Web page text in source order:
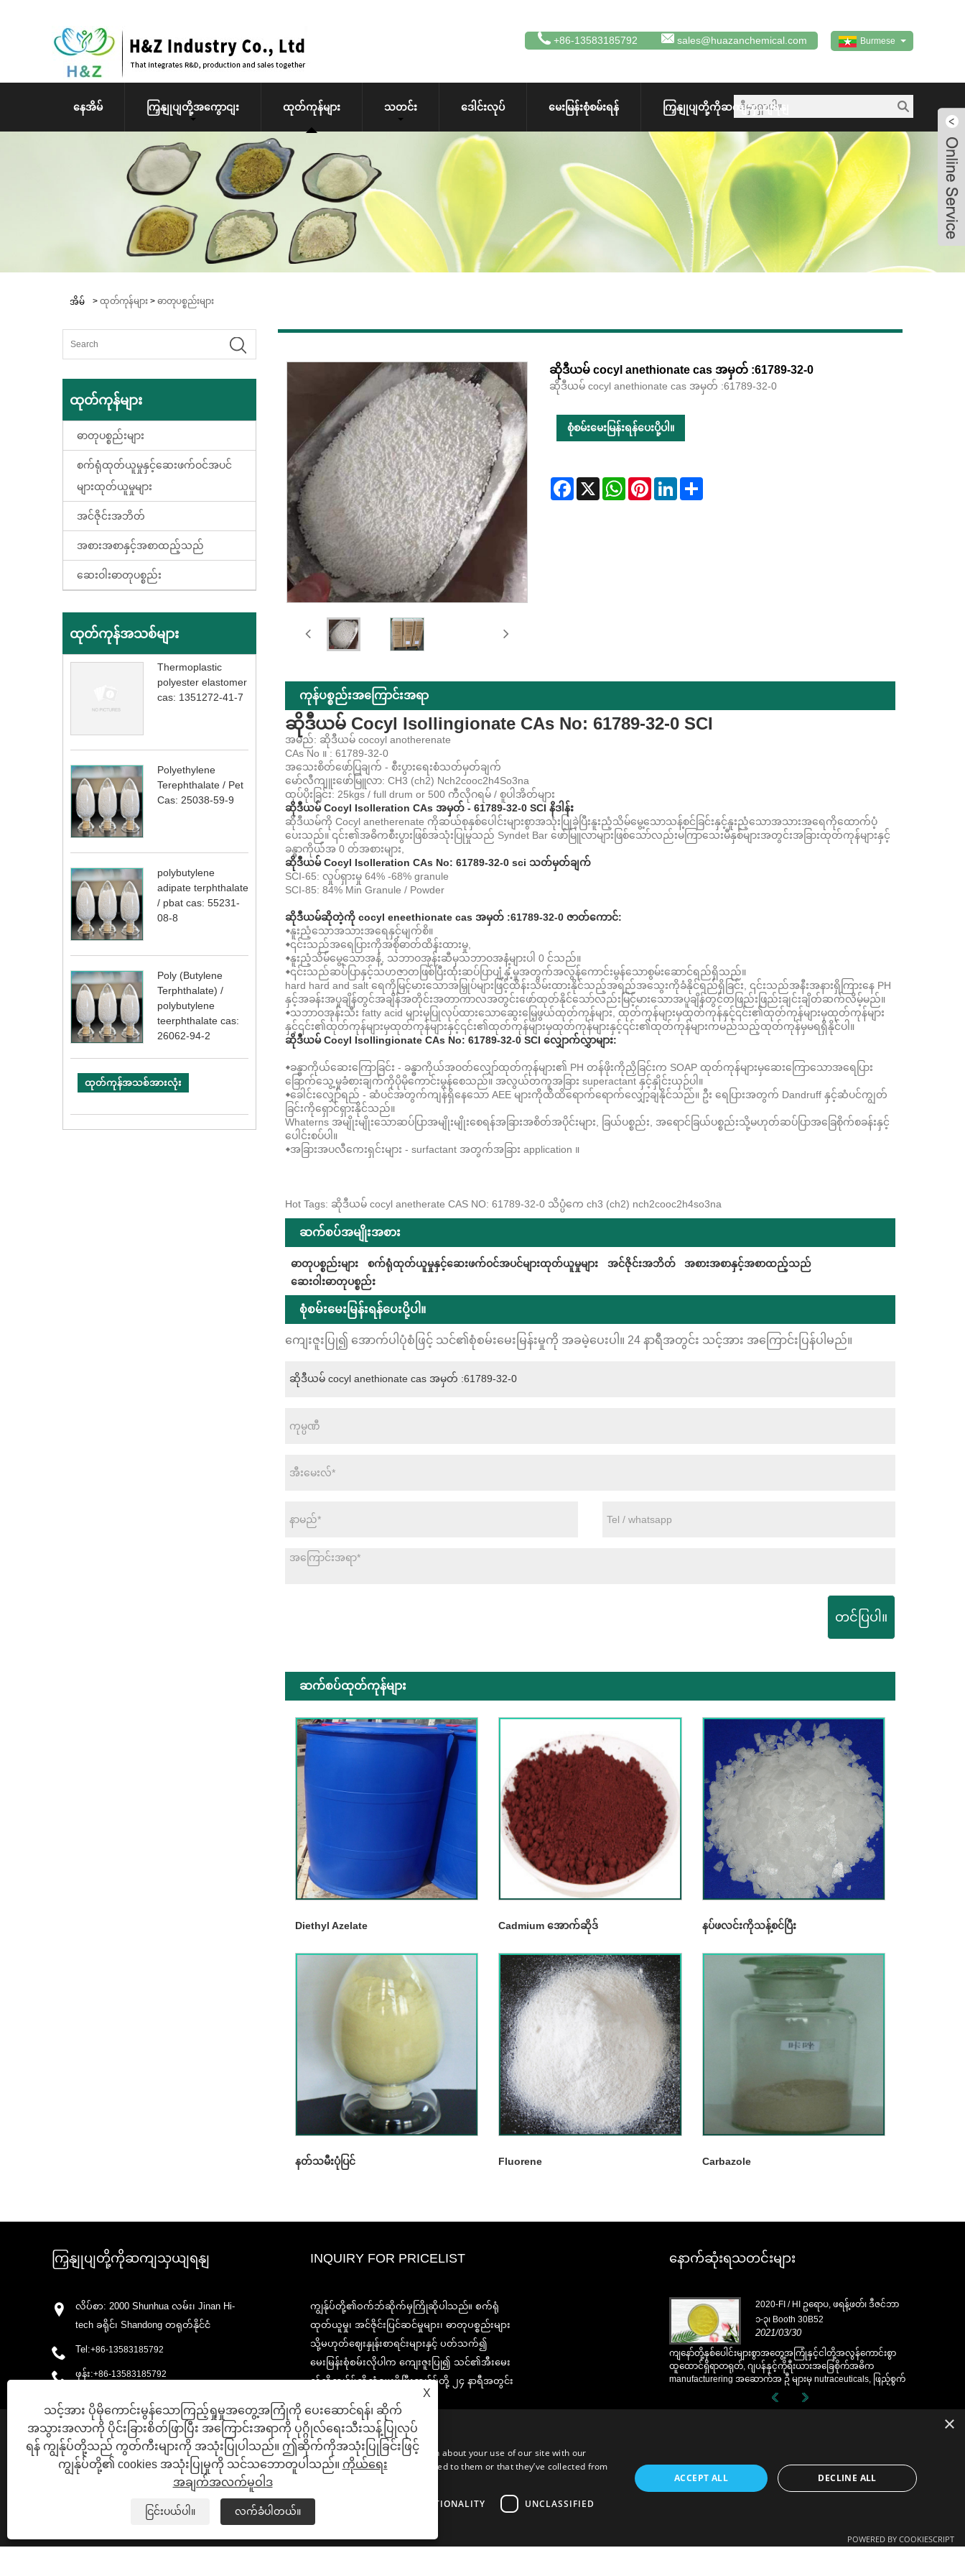
Burmese
+86-13583185792 sales@huazanchemical.com
နေအိမ် ကြှနျုပျတို့အကွောငျး ထုတ်ကုန်များ သတင်း ဒေါင်းလုပ် မေးမြန်းစုံစမ်းရန် ကြှနျုပျတို့ကိုဆကျသှယျရနျ
အိမ် > ထုတ်ကုန်များ > ဓာတုပစ္စည်းများ
ထုတ်ကုန်များ
ဓာတုပစ္စည်းများ
စက်ရုံထုတ်ယူမှုနှင့်ဆေးဖက်ဝင်အပင်
များထုတ်ယူမှုများ
အင်ဇိုင်းအဘိတ်
အစားအစာနှင့်အစာထည့်သည်
ဆေးဝါးဓာတုပစ္စည်း
ထုတ်ကုန်အသစ်များ
Thermoplastic
polyester elastomer
cas: 1351272-41-7
Polyethylene
Terephthalate / Pet
Cas: 25038-59-9
polybutylene
adipate terphthalate
/ pbat cas: 55231-
08-8
Poly (Butylene
Terphthalate) /
polybutylene
teerphthalate cas:
26062-94-2
ထုတ်ကုန်အသစ်အားလုံး
ဆိုဒီယမ် cocyl anethionate cas အမှတ် :61789-32-0
ဆိုဒီယမ် cocyl anethionate cas အမှတ် :61789-32-0
စုံစမ်းမေးမြန်းရန်ပေးပို့ပါ။
Facebook
X WhatsAppPinterestLinkedInShare
ကုန်ပစ္စည်းအကြောင်းအရာ
ဆိုဒီယမ် Cocyl Isollingionate CAs No: 61789-32-0 SCI
အမည်: ဆိုဒီယမ် cocoyl anotherenate
CAs No ။ : 61789-32-0
အသေးစိတ်ဖော်ပြချက် - စီးပွားရေးစံသတ်မှတ်ချက်
မော်လီကျူးဖော်မြူလာ: CH3 (ch2) Nch2cooc2h4So3na
ထုပ်ပိုးခြင်း: 25kgs / full drum or 500 ကီလိုဂရမ် / စူပါအိတ်များ
ဆိုဒီယမ် Cocyl Isolleration CAs အမှတ် - 61789-32-0 SCI နိဒါန်း
ဆိုဒီယမ်ကို Cocyl anetherenate ကိုဆယ်စုနှစ်ပေါင်းများစွာအသုံးပြုခဲ့ပြီးနူးညံ့သိမ်မွေ့သောသန့်စင်ခြင်းနှင့်နူးညံ့သောအသားအရေကိုထောက်ပံ့
ပေးသည်။ ၎င်း၏အဓိကစီးပွားဖြစ်အသုံးပြုမှုသည် Syndet Bar ဖော်မြူလာများဖြစ်သော်လည်းမကြာသေးမီနှစ်များအတွင်းအခြားထုတ်ကုန်များနှင့်
ခန္ဓာကိုယ်အ 0 တ်အစားများ,
ဆိုဒီယမ် Cocyl Isolleration CAs No: 61789-32-0 sci သတ်မှတ်ချက်
SCI-65: လှုပ်ရှားမှု 64% -68% granule
SCI-85: 84% Min Granule / Powder
ဆိုဒီယမ်ဆိုတဲ့ကို cocyl eneethionate cas အမှတ် :61789-32-0 ဇာတ်ကောင်:
◆နူးညံ့သောအသားအရေနှင့်မျက်စိ။
◆၎င်းသည်အရေပြားကိုအစိုဓာတ်ထိန်းထားမှု,
◆နူးညံ့သိမ်မွေ့သောအနံ့, သဘာဝအုန်းဆီမှသဘာဝအနံ့များပါ 0 င်သည်။
◆၎င်းသည်ဆပ်ပြာနှင့်သဟဇာတဖြစ်ပြီးထုံးဆပ်ပြာပျံ့နှံ့မှုအတွက်အလွန်ကောင်းမွန်သောစွမ်းဆောင်ရည်ရှိသည်။
hard hard and salt ရေကိုမြင့်မားသောအမြှုပ်များဖြင့်ထိန်းသိမ်းထားနိုင်သည့်အရည်အသွေးကိုခံနိုင်ရည်ရှိခြင်း, ၎င်းသည်အနီးအနားရှိကြားနေ PH
နှင့်အခန်းအပူချိန်တွင်အချိန်အတိုင်းအတာကာလအတွင်းဖော်ထုတ်နိုင်သော်လည်းမြင့်မားသောအပူချိန်တွင်တဖြည်းဖြည်းချင်းချိတ်ဆက်လိမ့်မည်။
◆သဘာဝအုန်းသီး fatty acid များမှပြုလုပ်ထားသောဆွေးမြေ့ဖွယ်ထုတ်ကုန်များ, ထုတ်ကုန်များမှထုတ်ကုန်နှင့်၎င်း၏ထုတ်ကုန်များမှထုတ်ကုန်များ
နှင့်၎င်း၏ထုတ်ကုန်များမှထုတ်ကုန်များနှင့်၎င်း၏ထုတ်ကုန်များမှထုတ်ကုန်များနှင့်၎င်း၏ထုတ်ကုန်များကမည်သည့်ထုတ်ကုန်မှမရရှိနိုင်ပါ။
ဆိုဒီယမ် Cocyl Isollingionate CAs No: 61789-32-0 SCI လျှောက်လွှာများ:
◆ခန္ဓာကိုယ်ဆေးကြောခြင်း - ခန္ဓာကိုယ်အဝတ်လျှော်ထုတ်ကုန်များ၏ PH တန်ဖိုးကိုညှိခြင်းက SOAP ထုတ်ကုန်များမှဆေးကြောသောအရေပြား
ခြောက်သွေ့မှုခံစားချက်ကိုပိုမိုကောင်းမွန်စေသည်။ အလွယ်တကူအခြား superactant နှင့်နှိုင်းယှဉ်ပါ။
◆ခေါင်းလျှော်ရည် - ဆံပင်အတွက်ကျန်ရှိနေသော AEE များကိုထိထိရောက်ရောက်လျှော့ချနိုင်သည်။ ဦး ရေပြားအတွက် Dandruff နှင့်ဆံပင်ကျွတ်
ခြင်းကိုရှောင်ရှားနိုင်သည်။
Whaterns အမျိုးမျိုးသောဆပ်ပြာအမျိုးမျိုးစေရန်အခြားအစိတ်အပိုင်းများ, ခြယ်ပစ္စည်း, အရောင်ခြယ်ပစ္စည်းသို့မဟုတ်ဆပ်ပြာအခြေစိုက်စခန်းနှင့်
ပေါင်းစပ်ပါ။
◆အခြားအပလီကေးရှင်းများ - surfactant အတွက်အခြား application ။
Hot Tags: ဆိုဒီယမ် cocyl anetherate CAS NO: 61789-32-0 သိပ္ပံကေ ch3 (ch2) nch2cooc2h4so3na
ဆက်စပ်အမျိုးအစား
ဓာတုပစ္စည်းများ စက်ရုံထုတ်ယူမှုနှင့်ဆေးဖက်ဝင်အပင်များထုတ်ယူမှုများ အင်ဇိုင်းအဘိတ်
အစားအစာနှင့်အစာထည့်သည်
ဆေးဝါးဓာတုပစ္စည်း
စုံစမ်းမေးမြန်းရန်ပေးပို့ပါ။
ကျေးဇူးပြု၍ အောက်ပါပုံစံဖြင့် သင်၏စုံစမ်းမေးမြန်းမှုကို အခမဲ့ပေးပါ။ 24 နာရီအတွင်း သင့်အား အကြောင်းပြန်ပါမည်။
တင်ပြပါ။
ဆက်စပ်ထုတ်ကုန်များ
Diethyl Azelate Cadmium အောက်ဆိုဒ် နပ်ဖလင်းကိုသန့်စင်ပြီး
နတ်သမီးပုံပြင် Fluorene Carbazole
ကြှနျုပျတို့ကိုဆကျသှယျရနျ
လိပ်စာ: 2000 Shunhua လမ်း၊ Jinan Hi-
tech ခရိုင်၊ Shandong တရုတ်နိုင်ငံ
Tel:+86-13583185792
ဖုန်း:+86-13583185792
ဖက်စ်: +86-531-88905468
INQUIRY FOR PRICELIST
ကျွန်ုပ်တို့၏ဝက်ဘ်ဆိုက်မှကြိုဆိုပါသည်။ စက်ရုံ
ထုတ်ယူမှု၊ အင်ဇိုင်းပြင်ဆင်မှုများ၊ ဓာတုပစ္စည်းများ
သို့မဟုတ်ဈေးနှုန်းစာရင်းများနှင့် ပတ်သက်၍
မေးမြန်းစုံစမ်းလိုပါက ကျေးဇူးပြု၍ သင်၏အီးမေး
လ်ကိုကျွန်ုပ်တို့ထံပေးပို့ပြီးကျွန်ုပ်တို့ ၂၄ နာရီအတွင်း
ဆက်သွယ်နိုင်ပါသည်။
နောက်ဆုံးရသတင်းများ
ကျနော်တို့နှစ်ပေါင်းများစွာအတွေ့အကြုံနှင့်ငါတို့အလွန်ကောင်းစွာ
ထူထောင်ရှိရာတရုတ်, ဂျပန်နှင့်ကိုရီးယားအခြေစိုက်အဓိက
manufacturering အဆောက်အ ဦ များမှ nutraceuticals, ဖြည့်စွက်
ခြင်းနှင့်အလုပ်လုပ်အစားအစာ & အဖျော်ယမကာစက်မှုလုပ်ငန်းများ
2020-FI / HI ဥရောပ, ဖရန့်ဖတ်၊ ဒီဇင်ဘာ
၁-၃၊ Booth 30B52
2021/03/30
ကျနော်တို့နှစ်ပေါင်းများစွာအတွေ့အကြုံနှင့်ငါတို့အလွန်ကောင်းစွာ
ထူထောင်ရှိရာတရုတ်, ဂျပန်နှင့်ကိုရီးယားအခြေစိုက်အဓိက
manufacturering အဆောက်အ ဦ များမှ nutraceuticals, ဖြည့်စွက်
ခြင်းနှင့်အလုပ်လုပ်အစားအစာ & အဖျော်ယမကာစက်မှုလုပ်ငန်းများ
အတွက်မရှိမဖြစ်လိုအပ်သောပါဝင်ပစ္စည်းများနှင့်ထုတ်ကုန်ဖွံ့ဖြိုး,
စျေးကွက်နှင့်
တို့၏ကျွမ်းက
လင့်များ SITEMAP RSS XML PRIVACY POLICY
X
သင့်အား ပိုမိုကောင်းမွန်သောကြည့်ရှုမှုအတွေ့အကြုံကို ပေးဆောင်ရန်၊ ဆိုက်
အသွားအလာကို ပိုင်းခြားစိတ်ဖြာပြီး အကြောင်းအရာကို ပုဂ္ဂိုလ်ရေးသီးသန့်ပြုလုပ်
ရန် ကျွန်ုပ်တို့သည် ကွတ်ကီးများကို အသုံးပြုပါသည်။ ဤဆိုက်ကိုအသုံးပြုခြင်းဖြင့်
ကျွန်ုပ်တို့၏ cookies အသုံးပြုမှုကို သင်သဘောတူပါသည်။ ကိုယ်ရေး
အချက်အလက်မူဝါဒ
ငြင်းပယ်ပါ။ လက်ခံပါတယ်။
×
This website uses cookies
We use cookies to personalise content, ads and to analyse our traffic. We also share information about your use of our site with our
advertising and analytics partners who may combine it with other information that you’ve provided to them or that they’ve collected from
STRICTLY NECESSARY
PERFORMANCE TARGETING FUNCTIONALITY UNCLASSIFIED
ACCEPT ALL DECLINE ALL
POWERED BY COOKIESCRIPT